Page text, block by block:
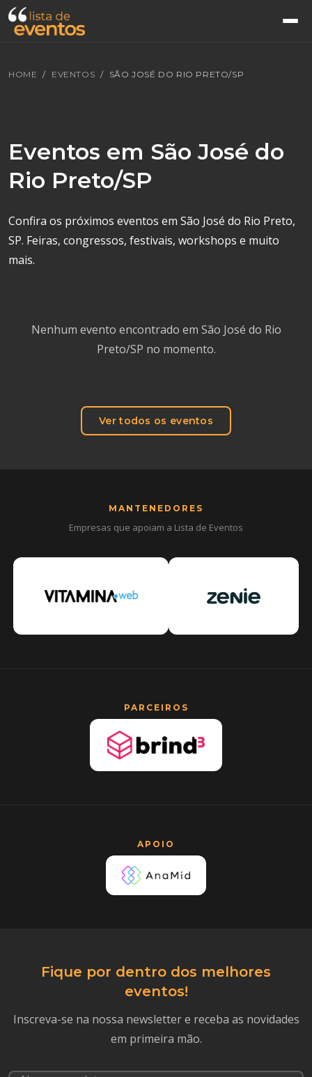
HOME EVENTOS SÃO JOSÉ DO RIO PRETO/SP
Eventos em São José do
Rio Preto/SP
Confira os próximos eventos em São José do Rio Preto,
SP. Feiras, congressos, festivais, workshops e muito
mais.
Nenhum evento encontrado em São José do Rio
Preto/SP no momento.
Ver todos os eventos
MANTENEDORES
Empresas que apoiam a Lista de Eventos
PARCEIROS
APOIO
Fique por dentro dos melhores
eventos!
Inscreva-se na nossa newsletter e receba as novidades
em primeira mão.